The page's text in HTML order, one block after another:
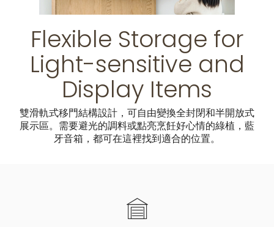
Flexible Storage for
Light-sensitive and
Display Items
雙滑軌式移門結構設計，可自由變換全封閉和半開放式
展示區。需要避光的調料或點亮烹飪好心情的綠植，藍
牙音箱，都可在這裡找到適合的位置。